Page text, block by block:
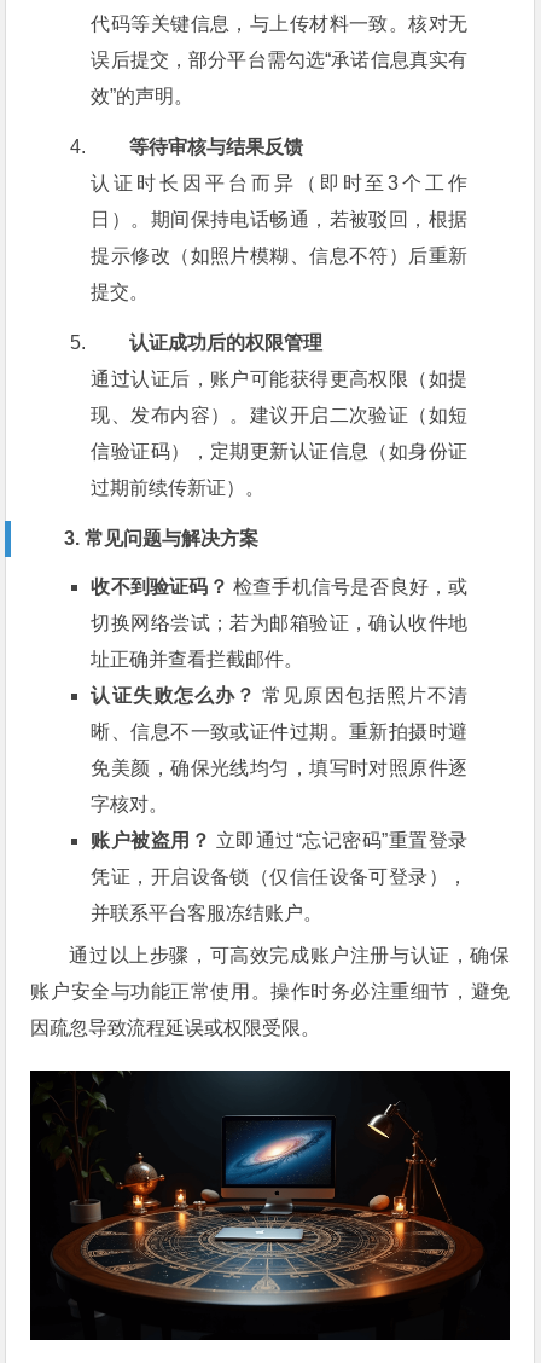
代码等关键信息，与上传材料一致。核对无
误后提交，部分平台需勾选“承诺信息真实有
效”的声明。
等待审核与结果反馈
认证时长因平台而异（即时至3个工作
日）。期间保持电话畅通，若被驳回，根据
提示修改（如照片模糊、信息不符）后重新
提交。
认证成功后的权限管理
通过认证后，账户可能获得更高权限（如提
现、发布内容）。建议开启二次验证（如短
信验证码），定期更新认证信息（如身份证
过期前续传新证）。
3. 常见问题与解决方案
收不到验证码？ 检查手机信号是否良好，或
切换网络尝试；若为邮箱验证，确认收件地
址正确并查看拦截邮件。
认证失败怎么办？ 常见原因包括照片不清
晰、信息不一致或证件过期。重新拍摄时避
免美颜，确保光线均匀，填写时对照原件逐
字核对。
账户被盗用？ 立即通过“忘记密码”重置登录
凭证，开启设备锁（仅信任设备可登录），
并联系平台客服冻结账户。
通过以上步骤，可高效完成账户注册与认证，确保
账户安全与功能正常使用。操作时务必注重细节，避免
因疏忽导致流程延误或权限受限。